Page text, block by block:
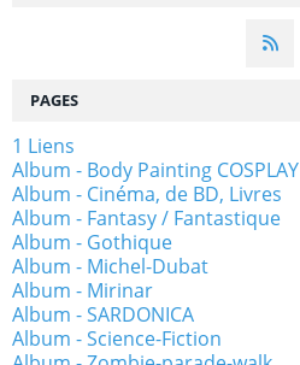
PAGES
1 Liens
Album - Body Painting COSPLAY
Album - Cinéma, de BD, Livres
Album - Fantasy / Fantastique
Album - Gothique
Album - Michel-Dubat
Album - Mirinar
Album - SARDONICA
Album - Science-Fiction